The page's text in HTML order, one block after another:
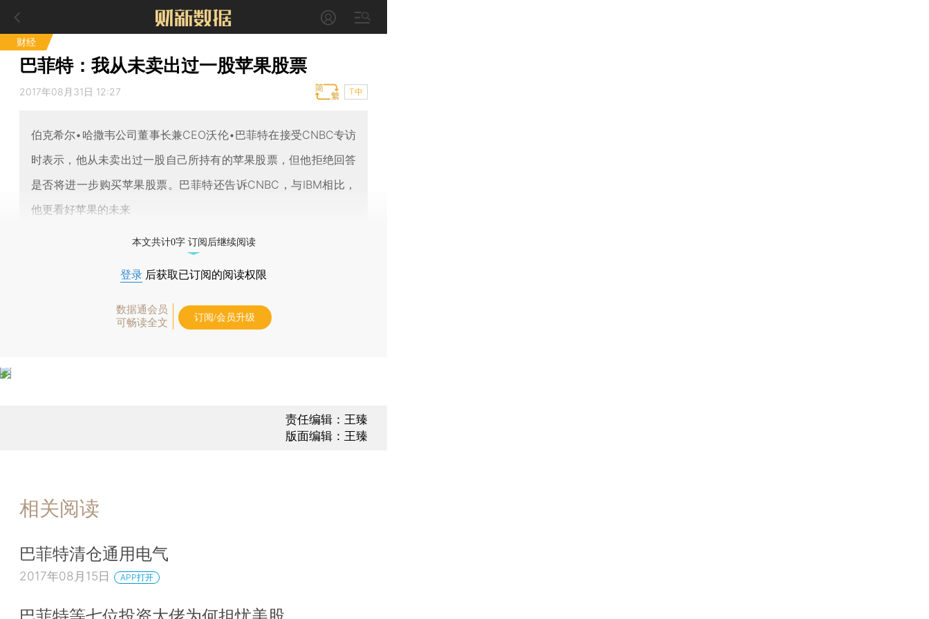
财经
巴菲特：我从未卖出过一股苹果股票
2017年08月31日 12:27 T中
伯克希尔•哈撒韦公司董事长兼CEO沃伦•巴菲特在接受CNBC专访
时表示，他从未卖出过一股自己所持有的苹果股票，但他拒绝回答
是否将进一步购买苹果股票。巴菲特还告诉CNBC，与IBM相比，
他更看好苹果的未来
本文共计0字 订阅后继续阅读
登录 后获取已订阅的阅读权限
数据通会员
可畅读全文
订阅/会员升级
责任编辑：王臻
版面编辑：王臻
相关阅读
巴菲特清仓通用电气
2017年08月15日 APP打开